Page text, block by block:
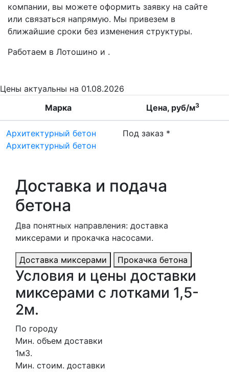
компании, вы можете оформить заявку на сайте
или связаться напрямую. Мы привезем в
ближайшие сроки без изменения структуры.
Работаем в Лотошино и .
Цены актуальны на 01.08.2026
Марка
Цена, руб/м3
Архитектурный бетон
Архитектурный бетон
Под заказ *
Доставка и подача
бетона
Два понятных направления: доставка
миксерами и прокачка насосами.
Доставка миксерами Прокачка бетона
Условия и цены доставки
миксерами с лотками 1,5-
2м.
По городу
Мин. объем доставки
1м3.
Мин. стоим. доставки